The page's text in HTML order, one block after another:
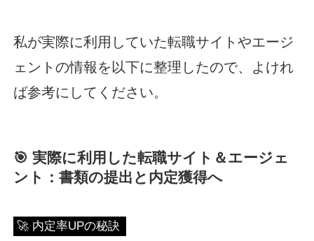
私が実際に利用していた転職サイトやエージ
ェントの情報を以下に整理したので、よけれ
ば参考にしてください。
🎯 実際に利用した転職サイト＆エージェ
ント：書類の提出と内定獲得へ
🚀 内定率UPの秘訣